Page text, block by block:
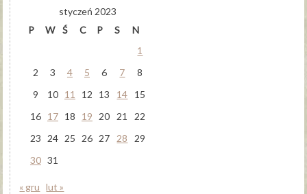
styczeń 2023
P
W Ś C P S
N
1
2
3 4 5 6 7
8
9
10 11 12 13 14
15
16 17 18 19 20 21
22
23
24 25 26 27 28
29
30 31
« gru lut »